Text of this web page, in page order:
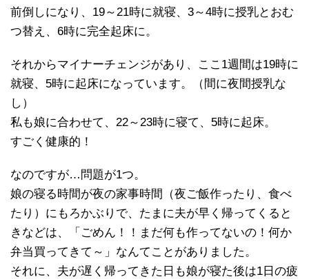
前倒しになり、19～21時に就寝、3～4時に授乳とおむ
つ替え、6時に完全起床に。
それからマイナーチェンジがあり、ここ1週間は19時に
就寝、5時に起床になっています。（間に夜間授乳な
し）
私も娘に合わせて、22～23時に寝て、5時に起床。
すごく健康的！
なのですが…問題が1つ。
娘の寝る時間が夜の家事時間（夜ご飯作ったり、食べ
たり）にもろかぶりで、たまに夫が早く帰ってくると
きなどは、「ごめん！！まだ何も作ってないの！何か
弁当買ってきて～」なんてことがありました。
それに、夫が遅く帰ってきた日も娘が寝た後は1日の疲